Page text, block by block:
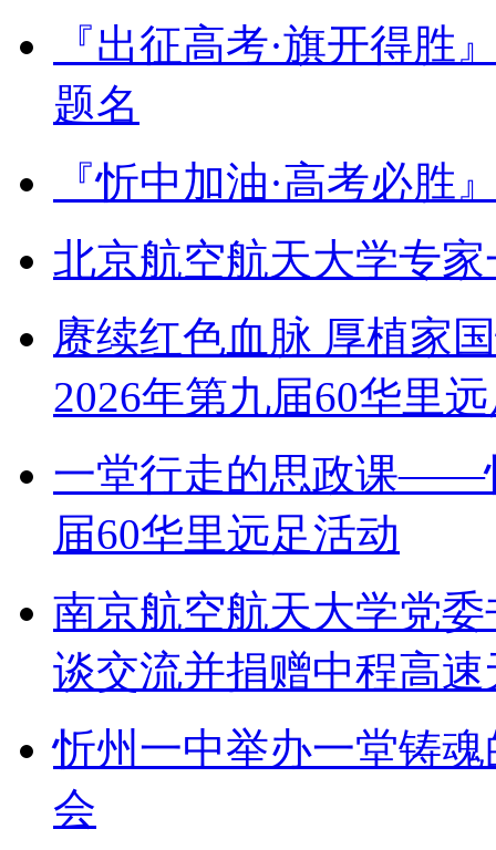
『出征高考·旗开得胜
题名
『忻中加油·高考必胜
北京航空航天大学专
赓续红色血脉 厚植家
2026年第九届60华里
一堂行走的思政课——
届60华里远足活动
南京航空航天大学党
谈交流并捐赠中程高
忻州一中举办一堂铸
会